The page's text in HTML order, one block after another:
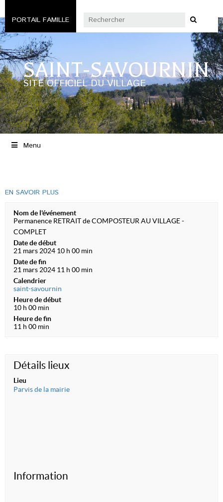
PORTAIL FAMILLE
SAINT-SAVOURNIN
SITE OFFICIEL DU VILLAGE
Menu
EN SAVOIR PLUS
Nom de l'événement
Permanence RETRAIT de COMPOSTEUR AU VILLAGE -
COMPLET
Date de début
21 mars 2024 10 h 00 min
Date de fin
21 mars 2024 11 h 00 min
Calendrier
saint-savournin
Heure de début
10 h 00 min
Heure de fin
11 h 00 min
Détails lieux
Lieu
Parvis de la mairie
Information